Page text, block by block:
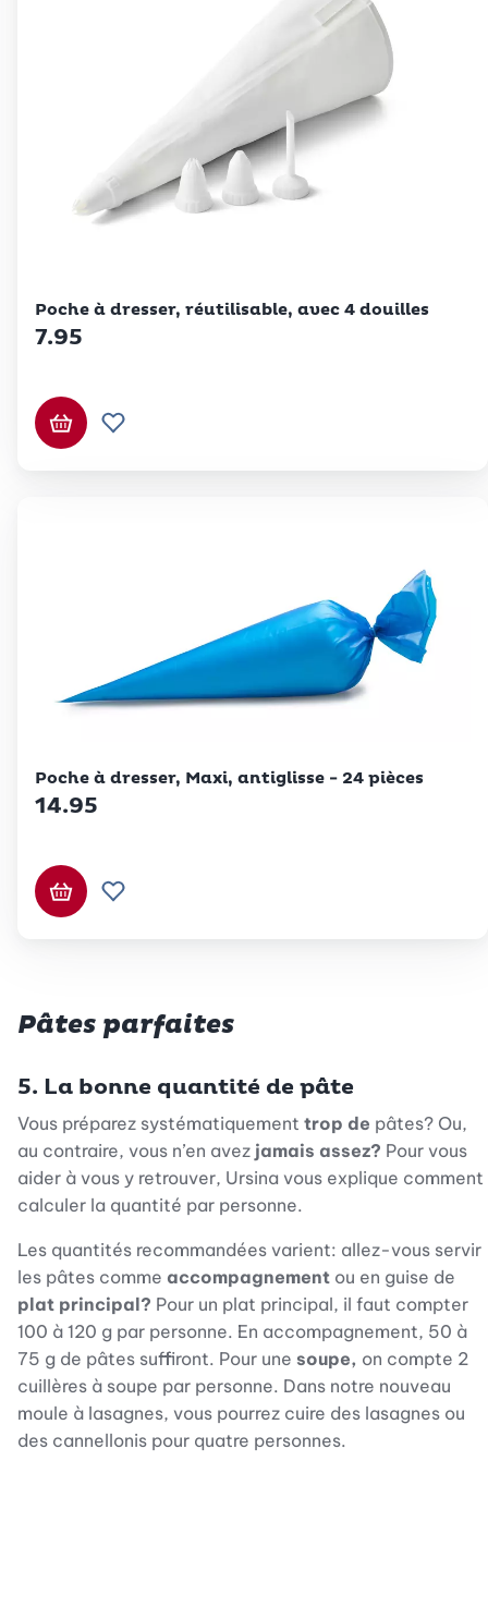
Poche à dresser, réutilisable, avec 4 douilles
7.95
Ajouter au panier
Ajouter à la liste de souhaits.
Poche à dresser, Maxi, antiglisse - 24 pièces
14.95
Ajouter au panier
Ajouter à la liste de souhaits.
Pâtes parfaites
5. La bonne quantité de pâte
Vous préparez systématiquement trop de pâtes? Ou,
au contraire, vous n’en avez jamais assez? Pour vous
aider à vous y retrouver, Ursina vous explique comment
calculer la quantité par personne.
Les quantités recommandées varient: allez-vous servir
les pâtes comme accompagnement ou en guise de
plat principal? Pour un plat principal, il faut compter
100 à 120 g par personne. En accompagnement, 50 à
75 g de pâtes suffiront. Pour une soupe, on compte 2
cuillères à soupe par personne. Dans notre nouveau
moule à lasagnes, vous pourrez cuire des lasagnes ou
des cannellonis pour quatre personnes.